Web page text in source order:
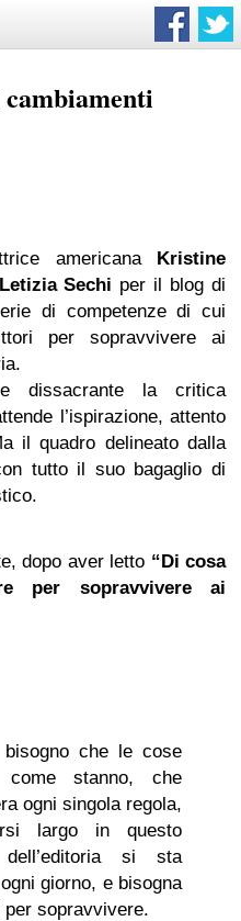
americana Kristine
Sechi per il blog di
di competenze di cui
per sopravvivere ai
dissacrante la critica
l’ispirazione, attento
il quadro delineato dalla
tutto il suo bagaglio di
dopo aver letto “Di cosa
per sopravvivere ai
che le cose
come stanno, che
ogni singola regola,
largo in questo
si sta
giorno, e bisogna
sopravvivere.